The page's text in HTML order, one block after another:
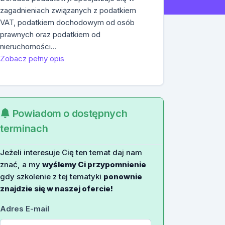
zagadnieniach związanych z podatkiem
VAT, podatkiem dochodowym od osób
prawnych oraz podatkiem od
nieruchomości…
Zobacz pełny opis
Powiadom o dostępnych
terminach
Jeżeli interesuje Cię ten temat daj nam
znać, a mywyślemy Ci przypomnienie
gdy szkolenie z tej tematyki ponownie
znajdzie się w naszej ofercie!
Adres E-mail